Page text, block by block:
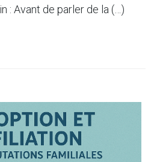
: Avant de parler de la (…)